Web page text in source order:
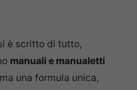
è scritto di tutto,
manuali e manualetti
ma una formula unica,